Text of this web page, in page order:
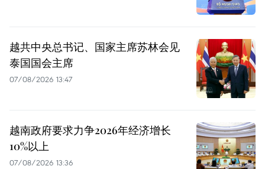
越共中央总书记、国家主席苏林会见
泰国国会主席
07/08/2026 13:47
越南政府要求力争2026年经济增长
10%以上
07/08/2026 13:36